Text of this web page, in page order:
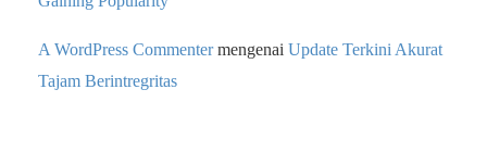
A WordPress Commentermengenai Update Terkini Akurat
Tajam Berintregritas